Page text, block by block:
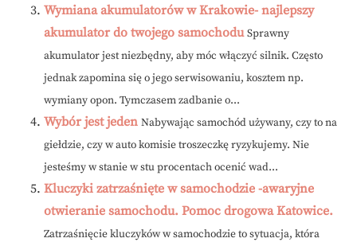
Wymiana akumulatorów w Krakowie- najlepszy
akumulator do twojego samochodu Sprawny
akumulator jest niezbędny, aby móc włączyć silnik. Często
jednak zapomina się o jego serwisowaniu, kosztem np.
wymiany opon. Tymczasem zadbanie o...
Wybór jest jeden Nabywając samochód używany, czy to na
giełdzie, czy w auto komisie troszeczkę ryzykujemy. Nie
jesteśmy w stanie w stu procentach ocenić wad...
Kluczyki zatrzaśnięte w samochodzie -awaryjne
otwieranie samochodu. Pomoc drogowa Katowice.
Zatrzaśnięcie kluczyków w samochodzie to sytuacja, która